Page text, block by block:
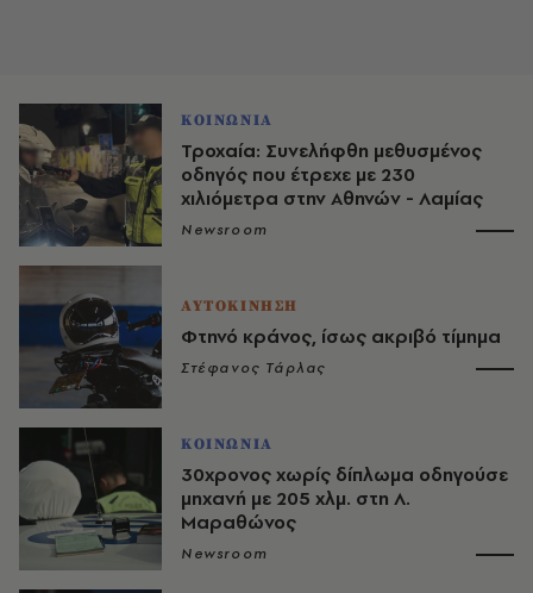
ΚΟΙΝΩΝΙΑ
Τροχαία: Συνελήφθη μεθυσμένος
οδηγός που έτρεχε με 230
χιλιόμετρα στην Αθηνών - Λαμίας
Newsroom
ΑΥΤΟΚΙΝΗΣΗ
Φτηνό κράνος, ίσως ακριβό τίμημα
Στέφανος Τάρλας
ΚΟΙΝΩΝΙΑ
30χρονος χωρίς δίπλωμα οδηγούσε
μηχανή με 205 χλμ. στη Λ.
Μαραθώνος
Newsroom